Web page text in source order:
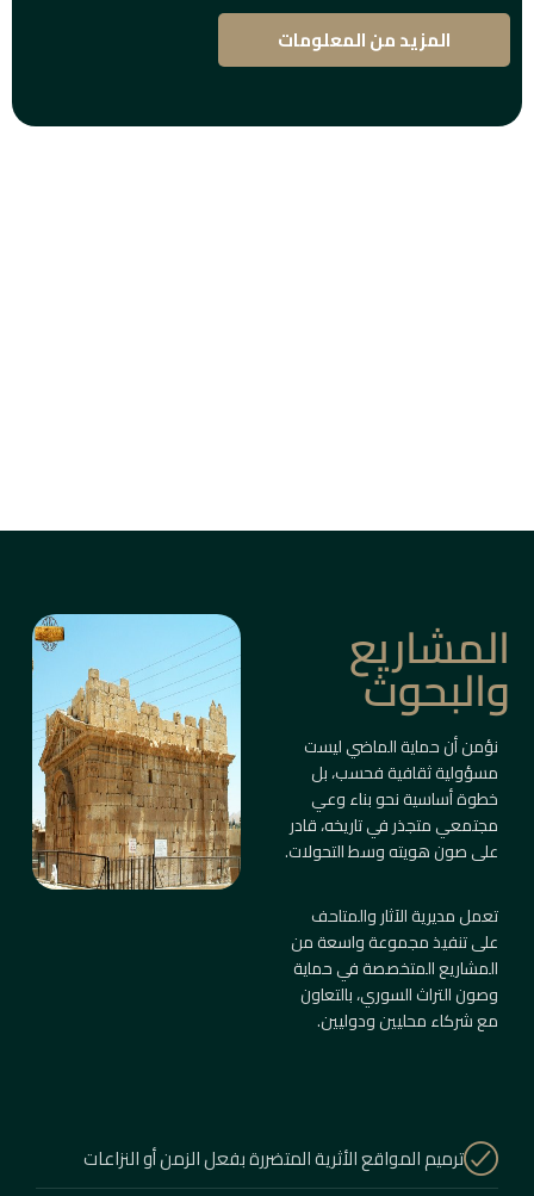
المزيد من المعلومات
المشاريع
والبحوث
نؤمن أن حماية الماضي ليست
مسؤولية ثقافية فحسب، بل
خطوة أساسية نحو بناء وعي
مجتمعي متجذر في تاريخه، قادر
على صون هويته وسط التحولات.
تعمل مديرية الآثار والمتاحف
على تنفيذ مجموعة واسعة من
المشاريع المتخصصة في حماية
وصون التراث السوري، بالتعاون
مع شركاء محليين ودوليين.
ترميم المواقع الأثرية المتضررة بفعل الزمن أو النزاعات